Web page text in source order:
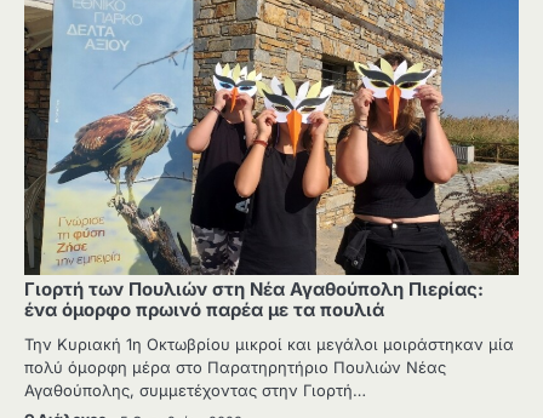
Γιορτή των Πουλιών στη Νέα Αγαθούπολη Πιερίας:
ένα όμορφο πρωινό παρέα με τα πουλιά
Την Κυριακή 1η Οκτωβρίου μικροί και μεγάλοι μοιράστηκαν μία
πολύ όμορφη μέρα στο Παρατηρητήριο Πουλιών Νέας
Αγαθούπολης, συμμετέχοντας στην Γιορτή…